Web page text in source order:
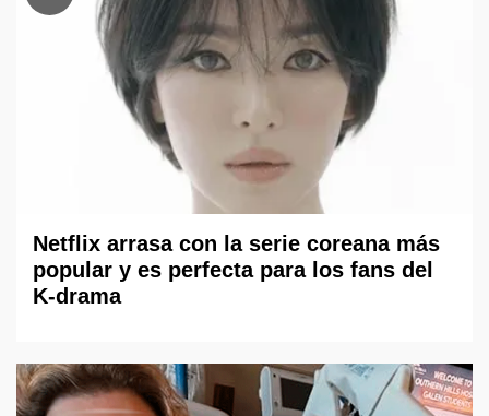
Netflix arrasa con la serie coreana más
popular y es perfecta para los fans del
K-drama